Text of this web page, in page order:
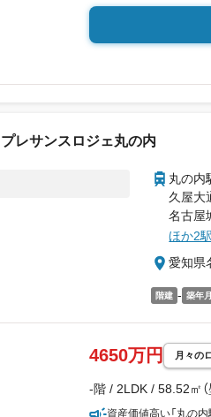
プレサンスロジェ丸の内
丸の内
久屋大
名古屋
ほか2
愛知県
階建 - 築年月
4650万円 月々の
-階 / 2LDK / 58.52㎡（
資産価値高い「丸の